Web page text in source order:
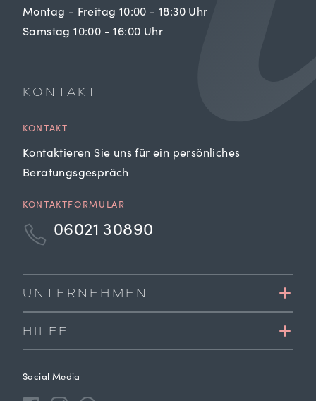
Montag - Freitag 10:00 - 18:30 Uhr
Samstag 10:00 - 16:00 Uhr
KONTAKT
KONTAKT
Kontaktieren Sie uns für ein persönliches
Beratungsgespräch
KONTAKTFORMULAR
06021 30890
UNTERNEHMEN
HILFE
Social Media